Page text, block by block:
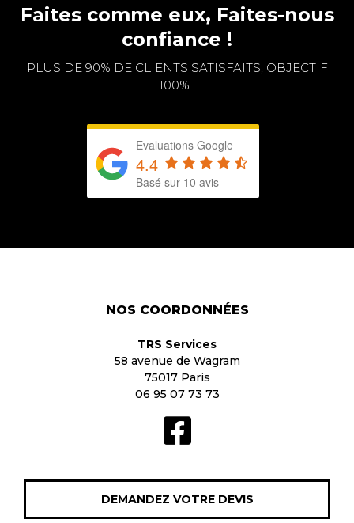
Faites comme eux, Faites-nous
confiance !
PLUS DE 90% DE CLIENTS SATISFAITS, OBJECTIF
100% !
Evaluations Google
4.4
Basé sur 10 avis
NOS COORDONNÉES
TRS Services
58 avenue de Wagram
75017 Paris
06 95 07 73 73
DEMANDEZ VOTRE DEVIS